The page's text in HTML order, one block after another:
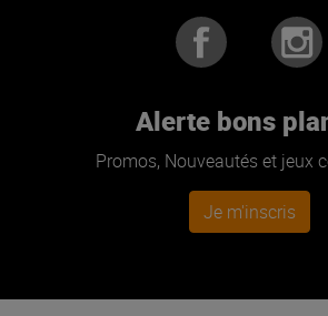
Alerte bons
Promos, Nouveautés et jeux
Je m'inscris